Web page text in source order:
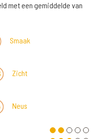
met een gemiddelde van
Smaak
Zicht
Neus